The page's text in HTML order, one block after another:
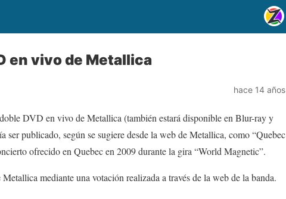
en vivo de Metallica
hace 14 años
DVD en vivo de Metallica (también estará disponible en Blur-ray y
publicado, según se sugiere desde la web de Metallica, como “Quebec
ofrecido en Quebec en 2009 durante la gira “World Magnetic”.
mediante una votación realizada a través de la web de la banda.